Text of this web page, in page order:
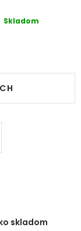
Skladom
skladom